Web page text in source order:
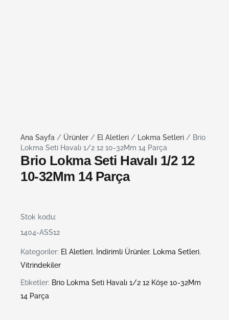
Ana Sayfa / Ürünler / El Aletleri / Lokma Setleri / Brio
Lokma Seti Havalı 1/2 12 10-32Mm 14 Parça
Brio Lokma Seti Havalı 1/2 12
10-32Mm 14 Parça
Stok kodu:
1404-ASS12
Kategoriler: El Aletleri, İndirimli Ürünler, Lokma Setleri,
Vitrindekiler
Etiketler: Brio Lokma Seti Havalı 1/2 12 Köşe 10-32Mm
14 Parça